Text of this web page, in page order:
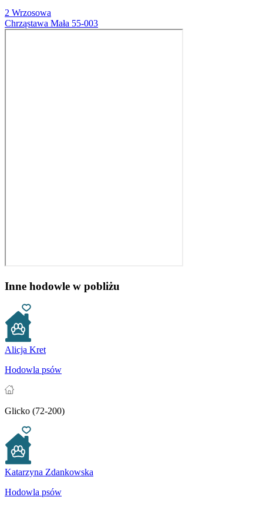
2 Wrzosowa
Chrząstawa Mała 55-003
Inne hodowle w pobliżu
Alicja Kret
Hodowla psów
Glicko (72-200)
Katarzyna Zdankowska
Hodowla psów